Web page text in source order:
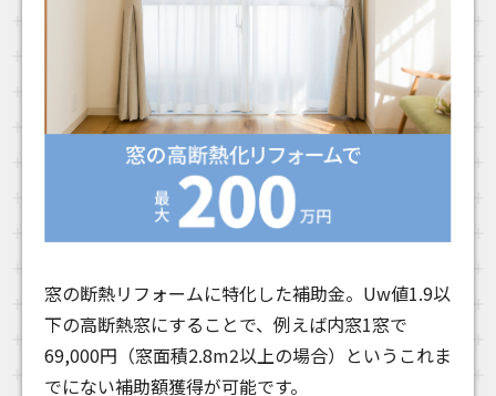
窓の断熱リフォームに特化した補助金。Uw値1.9以
下の高断熱窓にすることで、例えば内窓1窓で
69,000円（窓面積2.8m2以上の場合）というこれま
でにない補助額獲得が可能です。